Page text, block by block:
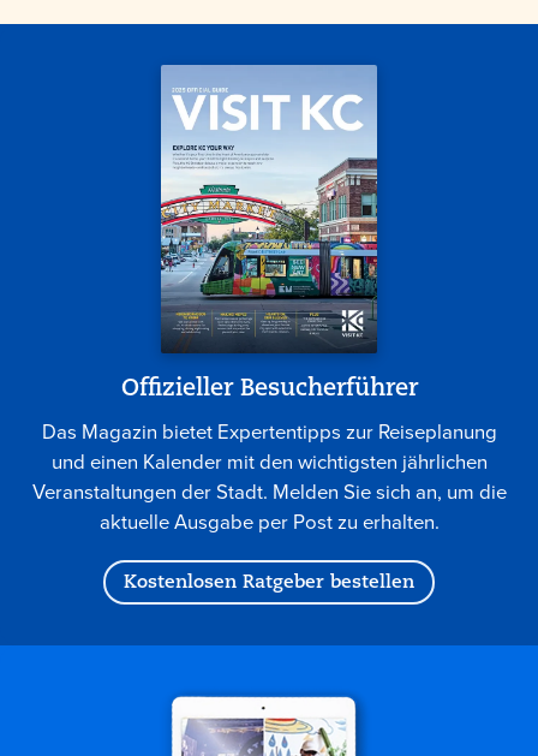
Offizieller Besucherführer
Das Magazin bietet Expertentipps zur Reiseplanung
und einen Kalender mit den wichtigsten jährlichen
Veranstaltungen der Stadt. Melden Sie sich an, um die
aktuelle Ausgabe per Post zu erhalten.
Kostenlosen Ratgeber bestellen